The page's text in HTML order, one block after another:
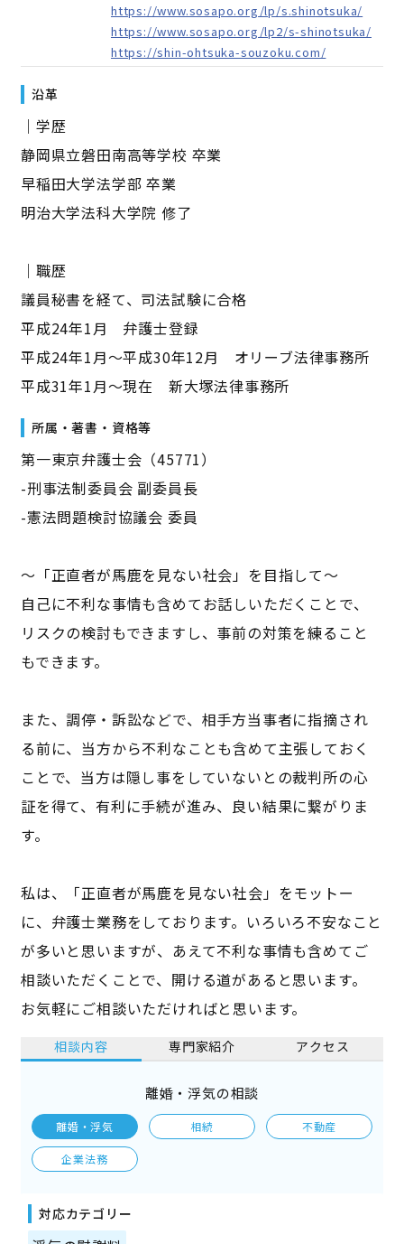
https://www.sosapo.org/lp/s.shinotsuka/
https://www.sosapo.org/lp2/s-shinotsuka/
https://shin-ohtsuka-souzoku.com/
沿革
｜学歴
静岡県立磐田南高等学校 卒業
早稲田大学法学部 卒業
明治大学法科大学院 修了
｜職歴
議員秘書を経て、司法試験に合格
平成24年1月 弁護士登録
平成24年1月～平成30年12月 オリーブ法律事務所
平成31年1月～現在 新大塚法律事務所
所属・著書・資格等
第一東京弁護士会（45771）
-刑事法制委員会 副委員長
-憲法問題検討協議会 委員
～「正直者が馬鹿を見ない社会」を目指して～
自己に不利な事情も含めてお話しいただくことで、
リスクの検討もできますし、事前の対策を練ること
もできます。
また、調停・訴訟などで、相手方当事者に指摘され
る前に、当方から不利なことも含めて主張しておく
ことで、当方は隠し事をしていないとの裁判所の心
証を得て、有利に手続が進み、良い結果に繋がりま
す。
私は、「正直者が馬鹿を見ない社会」をモットー
に、弁護士業務をしております。いろいろ不安なこと
が多いと思いますが、あえて不利な事情も含めてご
相談いただくことで、開ける道があると思います。
お気軽にご相談いただければと思います。
相談内容 専門家紹介 アクセス
離婚・浮気の相談
離婚・浮気 相続 不動産
企業法務
対応カテゴリー